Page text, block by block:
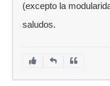
(excepto la
saludos.